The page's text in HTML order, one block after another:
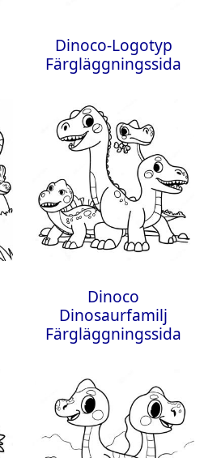
Dinoco-Logotyp
Färgläggningssida
Dinoco
Dinosaurfamilj
Färgläggningssida